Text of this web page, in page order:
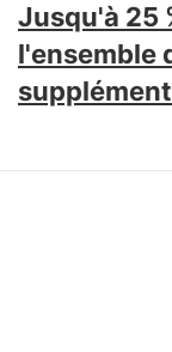
Jusqu'à 25
l'ensemble